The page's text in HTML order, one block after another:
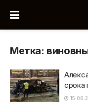
Метка:
срока